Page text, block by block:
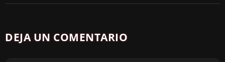
DEJA UN COMENTARIO